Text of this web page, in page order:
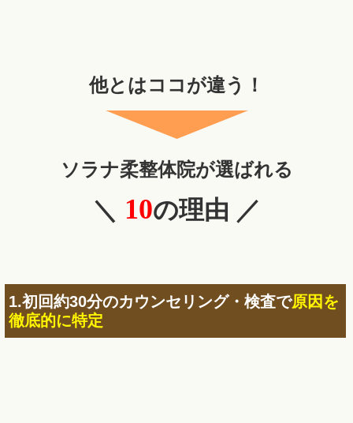
他とはココが違う！
ソラナ柔整体院が選ばれる
＼ 10の理由 ／
1.初回約30分のカウンセリング・検査で原因を
徹底的に特定